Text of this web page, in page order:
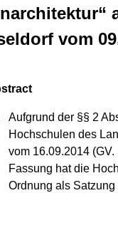
vom
Aufgrund der §§ 2
Hochschulen des
vom 16.09.2014
Fassung hat die
Ordnung als